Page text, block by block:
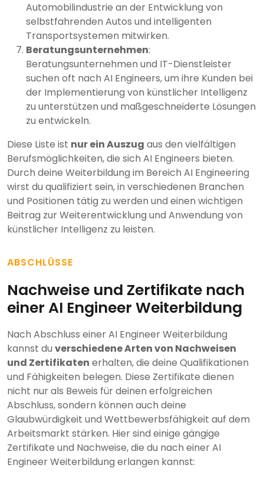
Automobilindustrie an der Entwicklung von
selbstfahrenden Autos und intelligenten
Transportsystemen mitwirken.
Beratungsunternehmen:
Beratungsunternehmen und IT-Dienstleister
suchen oft nach AI Engineers, um ihre Kunden bei
der Implementierung von künstlicher Intelligenz
zu unterstützen und maßgeschneiderte Lösungen
zu entwickeln.
Diese Liste ist nur ein Auszug aus den vielfältigen
Berufsmöglichkeiten, die sich AI Engineers bieten.
Durch deine Weiterbildung im Bereich AI Engineering
wirst du qualifiziert sein, in verschiedenen Branchen
und Positionen tätig zu werden und einen wichtigen
Beitrag zur Weiterentwicklung und Anwendung von
künstlicher Intelligenz zu leisten.
ABSCHLÜSSE
Nachweise und Zertifikate nach
einer AI Engineer Weiterbildung
Nach Abschluss einer AI Engineer Weiterbildung
kannst du verschiedene Arten von Nachweisen
und Zertifikaten erhalten, die deine Qualifikationen
und Fähigkeiten belegen. Diese Zertifikate dienen
nicht nur als Beweis für deinen erfolgreichen
Abschluss, sondern können auch deine
Glaubwürdigkeit und Wettbewerbsfähigkeit auf dem
Arbeitsmarkt stärken. Hier sind einige gängige
Zertifikate und Nachweise, die du nach einer AI
Engineer Weiterbildung erlangen kannst: